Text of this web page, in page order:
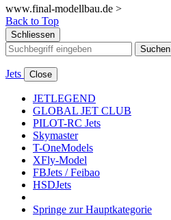
www.final-modellbau.de >
Back to Top
Schliessen
Suchen
Jets Close
JETLEGEND
GLOBAL JET CLUB
PILOT-RC Jets
Skymaster
T-OneModels
XFly-Model
FBJets / Feibao
HSDJets
Springe zur Hauptkategorie